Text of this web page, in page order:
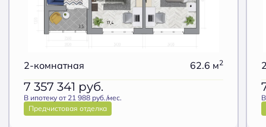
2-комнатная 62.6 м2
7 357 341 руб.
В ипотеку от 21 988 руб./мес.
Предчистовая отделка